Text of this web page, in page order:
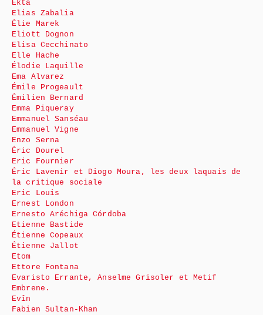
Ekta
Elias Zabalia
Élie Marek
Eliott Dognon
Elisa Cecchinato
Elle Hache
Élodie Laquille
Ema Alvarez
Émile Progeault
Émilien Bernard
Emma Piqueray
Emmanuel Sanséau
Emmanuel Vigne
Enzo Serna
Éric Dourel
Eric Fournier
Éric Lavenir et Diogo Moura, les deux laquais de
la critique sociale
Eric Louis
Ernest London
Ernesto Aréchiga Córdoba
Etienne Bastide
Étienne Copeaux
Étienne Jallot
Etom
Ettore Fontana
Evaristo Errante, Anselme Grisoler et Metif
Embrene.
Evîn
Fabien Sultan-Khan